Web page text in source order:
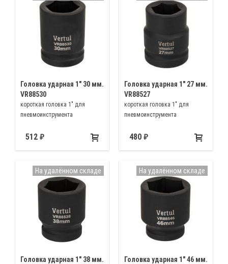
Головка ударная 1″ 30 мм.
VR88530
короткая головка 1" для
пневмоинструмента
512
Головка ударная 1″ 27 мм.
VR88527
короткая головка 1" для
пневмоинструмента
480
Головка ударная 1″ 38 мм.
На удалённом складе
Головка ударная 1″ 46 мм.
На удалённом складе